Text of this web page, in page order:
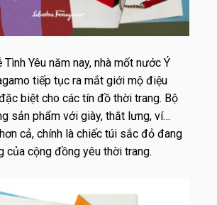
Yêu năm nay, nhà mốt nước Ý
tiếp tục ra mắt giới mộ điệu
biệt cho các tín đồ thời trang. Bộ
sản phẩm với giày, thắt lưng, ví…
cả, chính là chiếc túi sắc đỏ đang
của cộng đồng yêu thời trang.